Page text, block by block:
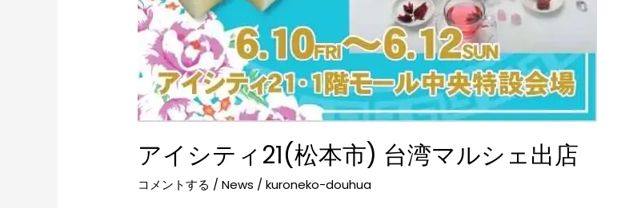
アイシティ21(松本市) 台湾マルシェ出店
コメントする /News /kuroneko-douhua